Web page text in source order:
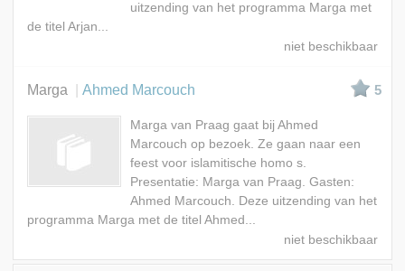
uitzending van het programma Marga met
de titel Arjan...
Marga Ahmed Marcouch 5
Marga van Praag gaat bij Ahmed
Marcouch op bezoek. Ze gaan naar een
feest voor islamitische homo s.
Presentatie: Marga van Praag. Gasten:
Ahmed Marcouch. Deze uitzending van het
programma Marga met de titel Ahmed...